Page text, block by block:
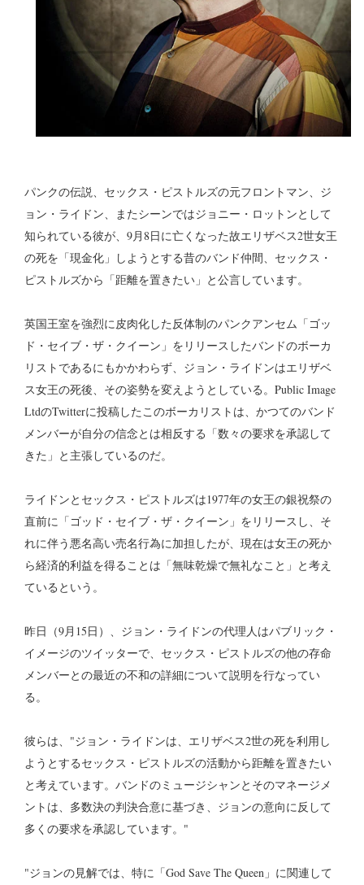
パンクの伝説、セックス・ピストルズの元フロントマン、ジ
ョン・ライドン、またシーンではジョニー・ロットンとして
知られている彼が、9月8日に亡くなった故エリザベス2世女王
の死を「現金化」しようとする昔のバンド仲間、セックス・
ピストルズから「距離を置きたい」と公言しています。
英国王室を強烈に皮肉化した反体制のパンクアンセム「ゴッ
ド・セイブ・ザ・クイーン」をリリースしたバンドのボーカ
リストであるにもかかわらず、ジョン・ライドンはエリザベ
ス女王の死後、その姿勢を変えようとしている。Public Image
LtdのTwitterに投稿したこのボーカリストは、かつてのバンド
メンバーが自分の信念とは相反する「数々の要求を承認して
きた」と主張しているのだ。
ライドンとセックス・ピストルズは1977年の女王の銀祝祭の
直前に「ゴッド・セイブ・ザ・クイーン」をリリースし、そ
れに伴う悪名高い売名行為に加担したが、現在は女王の死か
ら経済的利益を得ることは「無味乾燥で無礼なこと」と考え
ているという。
昨日（9月15日）、ジョン・ライドンの代理人はパブリック・
イメージのツイッターで、セックス・ピストルズの他の存命
メンバーとの最近の不和の詳細について説明を行なってい
る。
彼らは、"ジョン・ライドンは、エリザベス2世の死を利用し
ようとするセックス・ピストルズの活動から距離を置きたい
と考えています。バンドのミュージシャンとそのマネージメ
ントは、多数決の判決合意に基づき、ジョンの意向に反して
多くの要求を承認しています。"
"ジョンの見解では、特に「God Save The Queen」に関連して